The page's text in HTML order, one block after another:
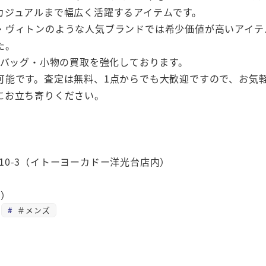
ュアルまで幅広く活躍するアイテムです。
ィトンのような人気ブランドでは希少価値が高いアイ
グ・小物の買取を強化しております。
です。査定は無料、1点からでも大歓迎ですので、お気
立ち寄りください。
3（イトーヨーカドー洋光台店内）
＃メンズ